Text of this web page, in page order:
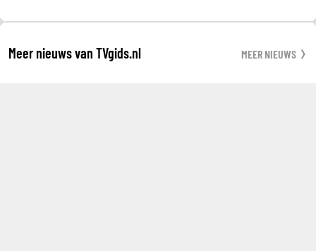
Meer nieuws van TVgids.nl MEER NIEUWS